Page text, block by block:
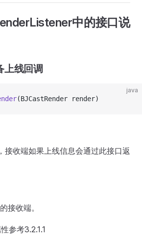
中的接口说
上线回调
java
(BJCastRender render)
接收端如果上线信息会通过此接口返
接收端。
参考3.2.1.1